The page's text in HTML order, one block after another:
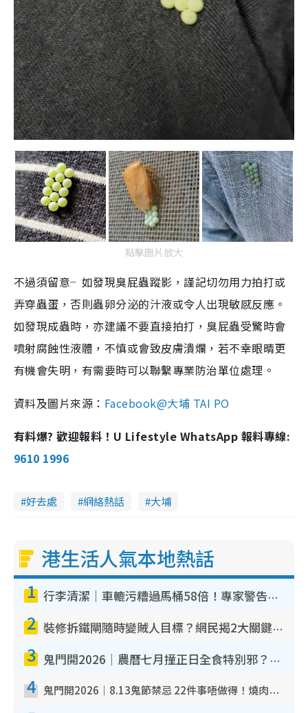
點擊圖片放大
不過須留意╴如發現臭屁蟲蹤影，謹記切勿用力拍打或
弄穿蟲蛋，否則蟲卵分泌的汁液或令人出現敏感反應。
如發現成蟲時，亦建議不要直接拍打，臭屁蟲受驚時會
噴射腐蝕性液體，不慎或會致皮膚潰爛，若不幸眼晴更
有機會失明，有需要時可以聯繫專業防治單位處理。
資料及圖片來源： Facebook@大埔 TAI PO
有料爆? 歡迎報料！U Lifestyle WhatsApp 報料專線:
9610 1996
好去處 網絡熱話 大埔
港生活人氣本地熱話
1 行李清潔｜車轆污糟過馬桶58倍！專家警告忌用酒精抹 教1招免污手除菌
2 裝修拆鐵閘隨時變賊人目標？網民揭2大關鍵用途：裝新式等於白裝？附新舊鐵閘分別
3 鬼門開2026｜農曆七月撞正日全食特別邪？專家警告切忌做一事！揭4大禁忌+2招保平安
4 鬼門開2026｜8.13鬼節禁忌 22件事唔做得！燒肉、刺身要少食？半夜勿吹口哨/打呢個電話